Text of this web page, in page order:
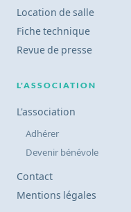
Location de salle
Fiche technique
Revue de presse
L'ASSOCIATION
L'association
Adhérer
Devenir bénévole
Contact
Mentions légales